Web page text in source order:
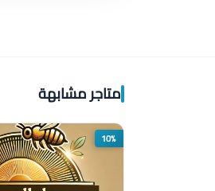
متاجر مشابهة
10%